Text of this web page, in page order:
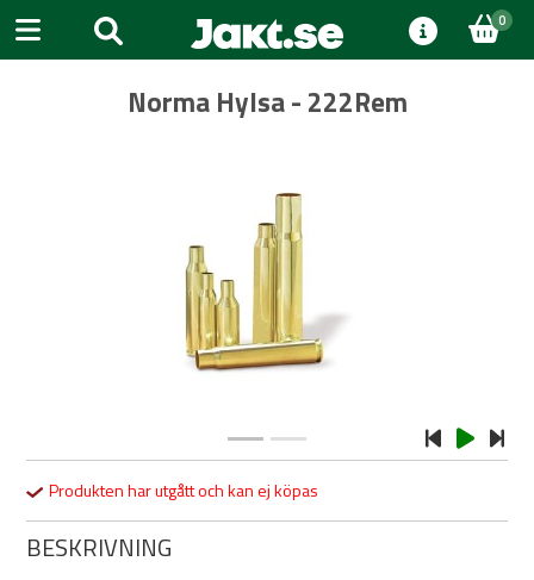
0
Norma Hylsa - 222Rem
Produkten har utgått och kan ej köpas
BESKRIVNING